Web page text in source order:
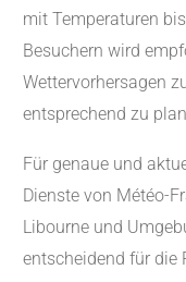
mit Temperaturen
Besuchern wird
Wettervorhersagen
entsprechend zu
Für genaue und
Dienste von Météo-
Libourne und
entscheidend für die